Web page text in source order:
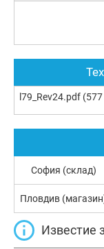
l79_Rev24.pdf (577
София (склад)
Пловдив
Известие